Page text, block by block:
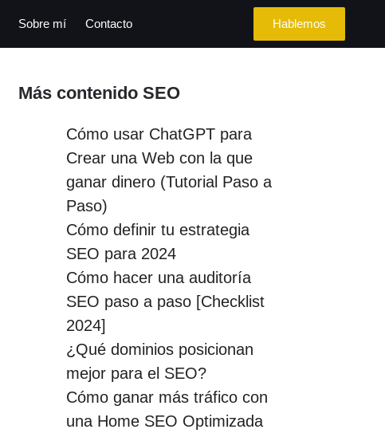
Sobre mí Contacto Hablemos
Más contenido SEO
Cómo usar ChatGPT para
Crear una Web con la que
ganar dinero (Tutorial Paso a
Paso)
Cómo definir tu estrategia
SEO para 2024
Cómo hacer una auditoría
SEO paso a paso [Checklist
2024]
¿Qué dominios posicionan
mejor para el SEO?
Cómo ganar más tráfico con
una Home SEO Optimizada